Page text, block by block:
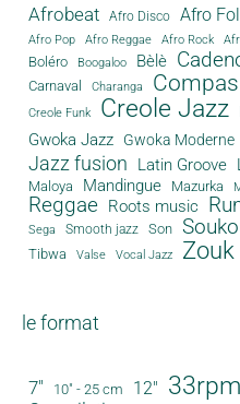
Afrobeat Afro Disco Afro
Afro Pop Afro Reggae Afro Rock
Boléro Boogaloo Bèlè
Carnaval Charanga Compas
Creole Funk
Creole Jazz
Gwoka Jazz Gwoka Moderne
Jazz fusion Latin Groove
Maloya Mandingue Mazurka
Reggae Roots music
Sega Smooth jazz Son
Tibwa Valse Vocal Jazz Zouk
le format
7" 10" - 25 cm 12" 33rpm